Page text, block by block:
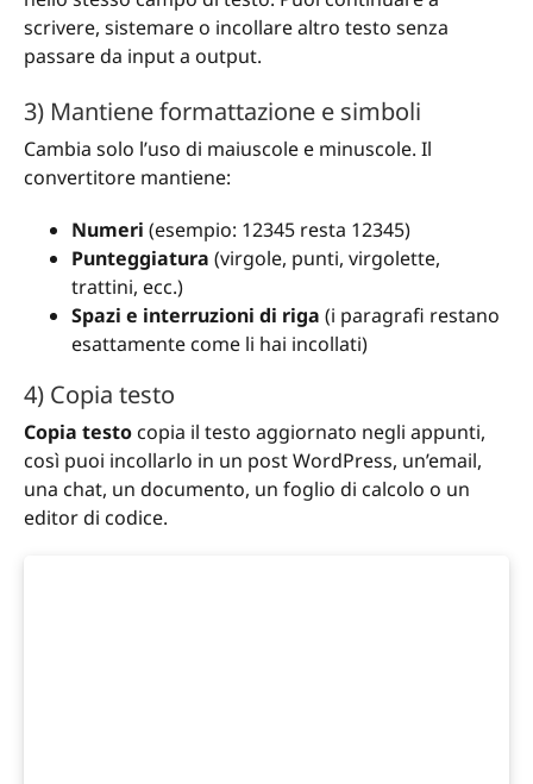
scrivere, sistemare o incollare altro testo senza
passare da input a output.
3) Mantiene formattazione e simboli
Cambia solo l’uso di maiuscole e minuscole. Il
convertitore mantiene:
Numeri (esempio: 12345 resta 12345)
Punteggiatura (virgole, punti, virgolette,
trattini, ecc.)
Spazi e interruzioni di riga (i paragrafi restano
esattamente come li hai incollati)
4) Copia testo
Copia testo copia il testo aggiornato negli appunti,
così puoi incollarlo in un post WordPress, un’email,
una chat, un documento, un foglio di calcolo o un
editor di codice.